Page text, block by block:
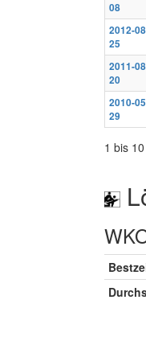
08
2012-
25
2011-
20
2010-
29
1 bis